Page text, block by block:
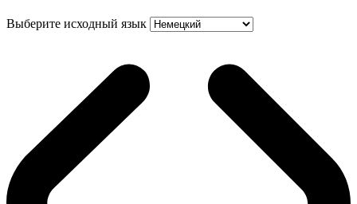
Выберите исходный язык